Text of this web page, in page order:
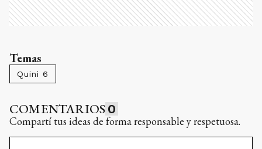
Temas
Quini 6
COMENTARIOS 0
Compartí tus ideas de forma responsable y respetuosa.